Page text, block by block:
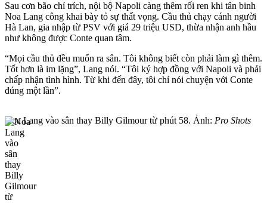
Sau cơn bão chỉ trích, nội bộ Napoli càng thêm rối ren khi tân binh
Noa Lang công khai bày tỏ sự thất vọng. Cầu thủ chạy cánh người
Hà Lan, gia nhập từ PSV với giá 29 triệu USD, thừa nhận anh hầu
như không được Conte quan tâm.
“Mọi cầu thủ đều muốn ra sân. Tôi không biết còn phải làm gì thêm.
Tốt hơn là im lặng”, Lang nói. “Tôi ký hợp đồng với Napoli và phải
chấp nhận tình hình. Từ khi đến đây, tôi chỉ nói chuyện với Conte
đúng một lần”.
Noa Lang vào sân thay Billy Gilmour từ phút 58. Ảnh: Pro Shots